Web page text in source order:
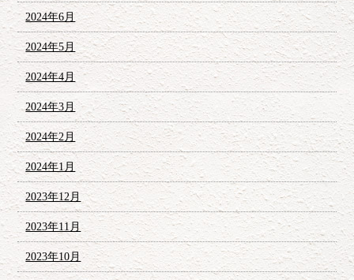
2024年6月
2024年5月
2024年4月
2024年3月
2024年2月
2024年1月
2023年12月
2023年11月
2023年10月